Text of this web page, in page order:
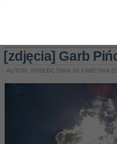
[zdjęcia] Garb
AUTOR: SP8EBC DNIA 30 KWIETNIA